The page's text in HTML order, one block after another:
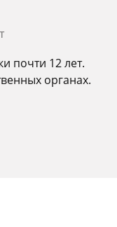
почти 12 лет.
органах.